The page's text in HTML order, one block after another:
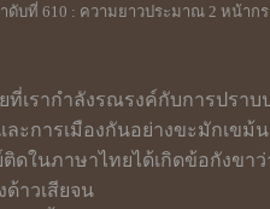
ดับที่ 610 : ความยาวประมาณ 2 หน้าก
ที่เรากำลังรณรงค์กับการปรา
ละการเมืองกันอย่างขะมักเข
ติดในภาษาไทยได้เกิดข้อกังข
าวเสียจน